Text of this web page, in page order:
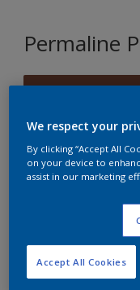
Permaline
Format
We respect your
By clicking “Accept All
on your device to
assist in our marketing
Accept All Cookies